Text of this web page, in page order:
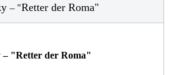
– "Retter der Roma"
– "Retter der Roma"